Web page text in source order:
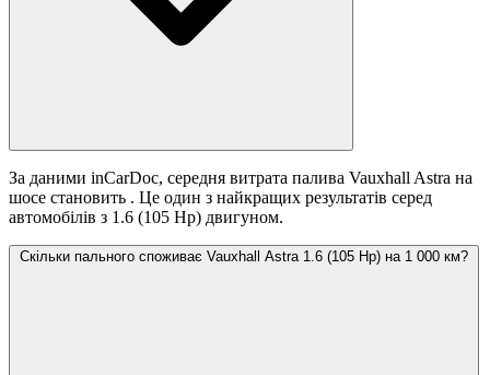
За даними inCarDoc, середня витрата палива Vauxhall Astra на
шосе становить . Це один з найкращих результатів серед
автомобілів з 1.6 (105 Hp) двигуном.
Скільки пального споживає Vauxhall Astra 1.6 (105 Hp) на 1 000 км?